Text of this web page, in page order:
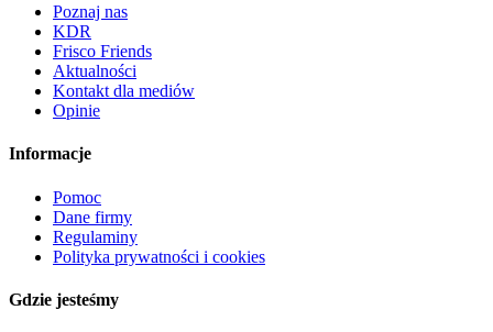
Poznaj nas
KDR
Frisco Friends
Aktualności
Kontakt dla mediów
Opinie
Informacje
Pomoc
Dane firmy
Regulaminy
Polityka prywatności i cookies
Gdzie jesteśmy